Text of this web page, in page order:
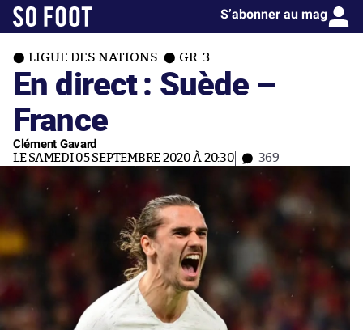
S’abonner au mag
LIGUE DES NATIONS GR. 3
En direct : Suède –
France
Clément Gavard
LE SAMEDI 05 SEPTEMBRE 2020 À 20:30 369